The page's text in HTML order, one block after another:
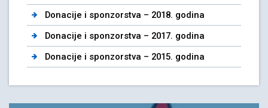
Donacije i sponzorstva – 2018. godina
Donacije i sponzorstva – 2017. godina
Donacije i sponzorstva – 2015. godina